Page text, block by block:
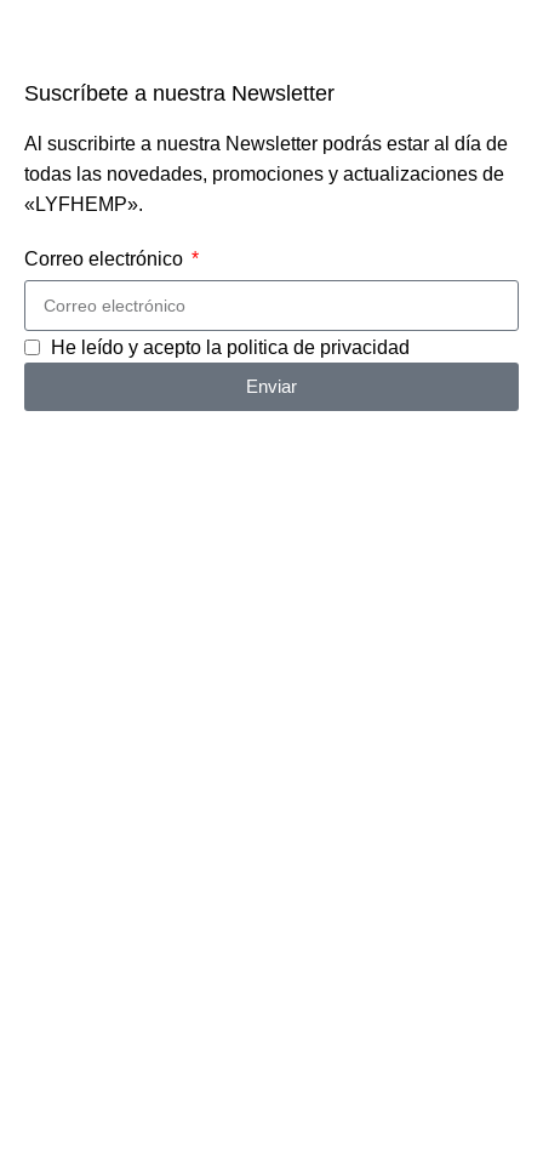
Suscríbete a nuestra Newsletter
Al suscribirte a nuestra Newsletter podrás estar al día de
todas las novedades, promociones y actualizaciones de
«LYFHEMP».
Correo electrónico
He leído y acepto la politica de privacidad
Enviar